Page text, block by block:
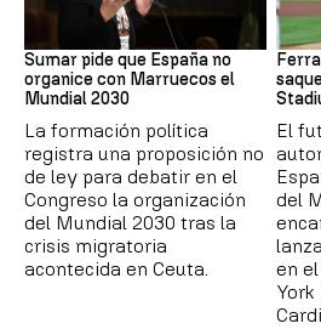
Mundial 2030
Sumar pide que España no
organice con Marruecos el
Mundial 2030
La formación política
registra una proposición no
de ley para debatir en el
Congreso la organización
del Mundial 2030 tras la
crisis migratoria
acontecida en Ceuta.
MLB
El
del
en
York